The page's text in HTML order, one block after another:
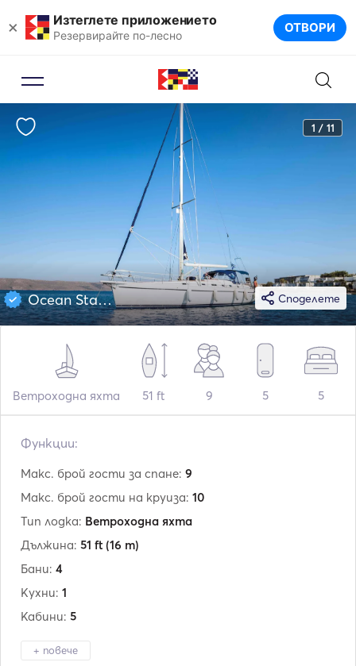
× Изтеглете приложението
Резервирайте по-лесно ОТВОРИ
1 / 11
Споделете
Ocean Star 51
Ветроходна яхта 51 ft 9 5 5
Функции:
Макс. брой гости за спане: 9
Макс. брой гости на круиза: 10
Тип лодка: Ветроходна яхта
Дължина: 51 ft (16 m)
Бани: 4
Кухни: 1
Кабини: 5
+ повече